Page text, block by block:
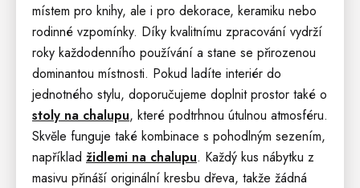
místem pro knihy, ale i pro dekorace, keramiku nebo
rodinné vzpomínky. Díky kvalitnímu zpracování vydrží
roky každodenního používání a stane se přirozenou
dominantou místnosti. Pokud ladíte interiér do
jednotného stylu, doporučujeme doplnit prostor také o
stoly na chalupu, které podtrhnou útulnou atmosféru.
Skvěle funguje také kombinace s pohodlným sezením,
například židlemi na chalupu. Každý kus nábytku z
masivu přináší originální kresbu dřeva, takže žádná